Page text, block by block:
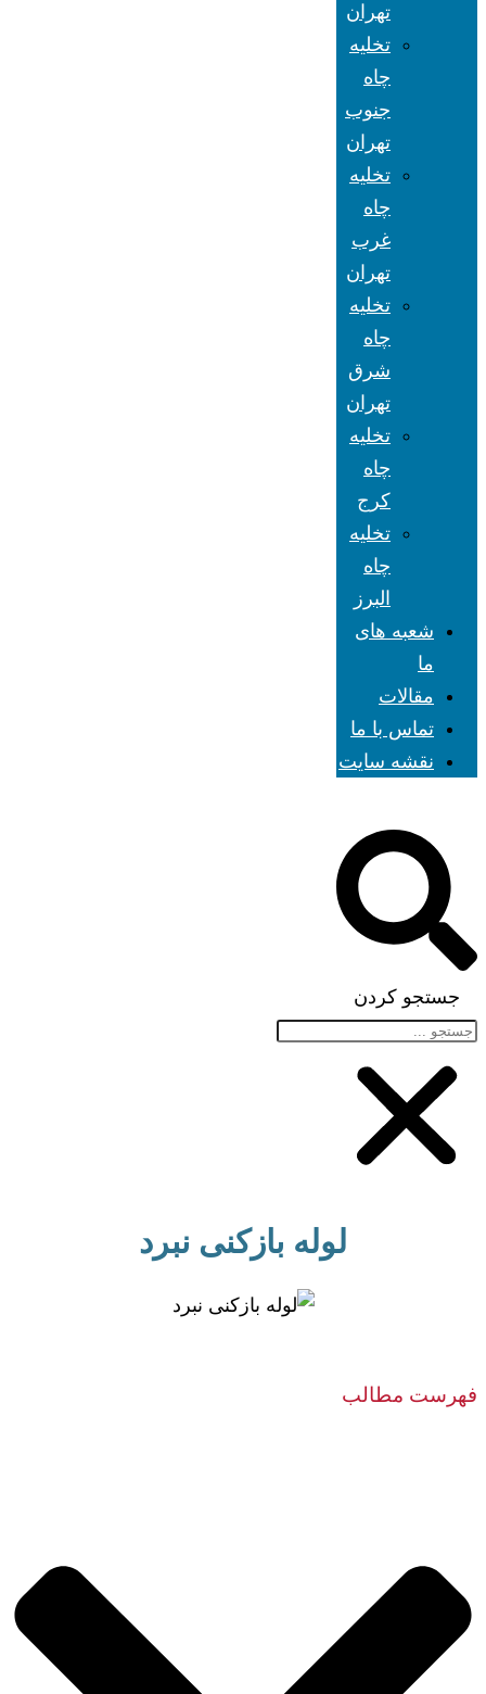
تهران
تخلیه
چاه
جنوب
تهران
تخلیه
چاه
غرب
تهران
تخلیه
چاه
شرق
تهران
تخلیه
چاه
کرج
تخلیه
چاه
البرز
شعبه های
ما
مقالات
تماس با ما
نقشه سایت
جستجو کردن
لوله بازکنی نبرد
فهرست مطالب